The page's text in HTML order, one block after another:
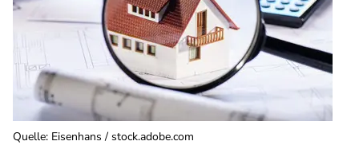
Quelle: Eisenhans / stock.adobe.com